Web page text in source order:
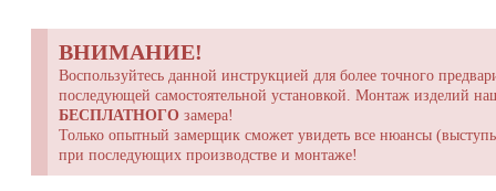
ВНИМАНИЕ!
Воспользуйтесь данной инструкцией для более точного
последующей самостоятельной установкой. Монтаж изделий
БЕСПЛАТНОГО замера!
Только опытный замерщик сможет увидеть все нюансы
при последующих производстве и монтаже!